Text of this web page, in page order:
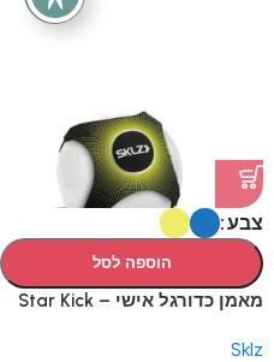
צבע
הוספה לסל
מאמן כדורגל אישי – Star Kick
Sklz